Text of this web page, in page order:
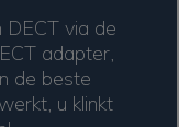
DECT via de
adapter,
de beste
u klinkt